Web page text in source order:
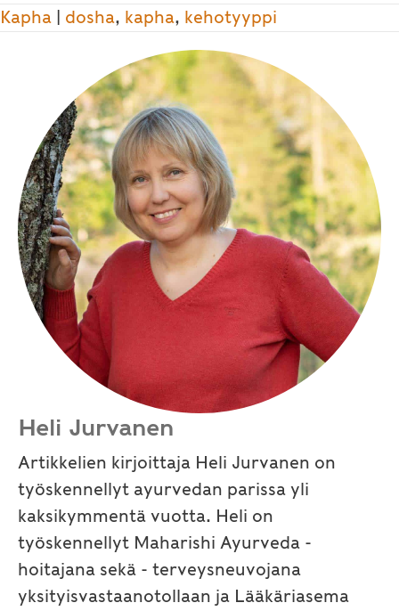
Kapha dosha, kapha, kehotyyppi
Heli Jurvanen
Artikkelien kirjoittaja Heli Jurvanen on
työskennellyt ayurvedan parissa yli
kaksikymmentä vuotta. Heli on
työskennellyt Maharishi Ayurveda -
hoitajana sekä - terveysneuvojana
yksityisvastaanotollaan ja Lääkäriasema